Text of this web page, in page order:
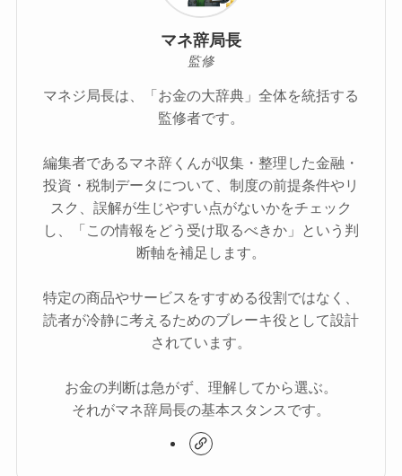
マネ辞局長
監修
マネジ局長は、「お金の大辞典」全体を統括する
監修者です。
編集者であるマネ辞くんが収集・整理した金融・
投資・税制データについて、制度の前提条件やリ
スク、誤解が生じやすい点がないかをチェック
し、「この情報をどう受け取るべきか」という判
断軸を補足します。
特定の商品やサービスをすすめる役割ではなく、
読者が冷静に考えるためのブレーキ役として設計
されています。
お金の判断は急がず、理解してから選ぶ。
それがマネ辞局長の基本スタンスです。